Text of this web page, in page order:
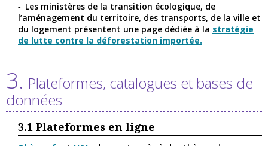
Les ministères de la transition écologique, de
l’aménagement du territoire, des transports, de la ville et
du logement présentent une page dédiée à la stratégie
de lutte contre la déforestation importée.
3. Plateformes, catalogues et bases de
données
3.1 Plateformes en ligne